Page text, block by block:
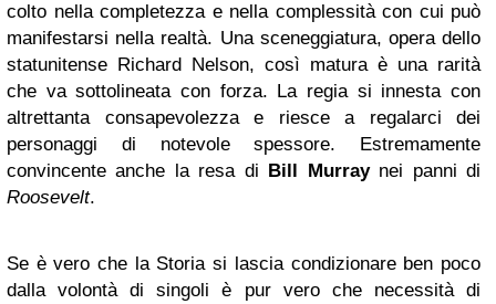
colto nella completezza e nella complessità con cui può
manifestarsi nella realtà. Una sceneggiatura, opera dello
statunitense Richard Nelson, così matura è una rarità
che va sottolineata con forza. La regia si innesta con
altrettanta consapevolezza e riesce a regalarci dei
personaggi di notevole spessore. Estremamente
convincente anche la resa di Bill Murray nei panni di
Roosevelt.
Se è vero che la Storia si lascia condizionare ben poco
dalla volontà di singoli è pur vero che necessità di